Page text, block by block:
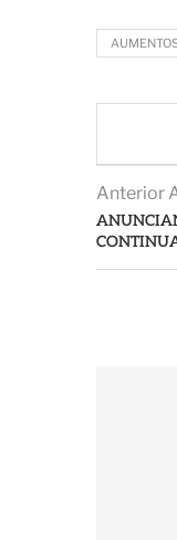
Anterior